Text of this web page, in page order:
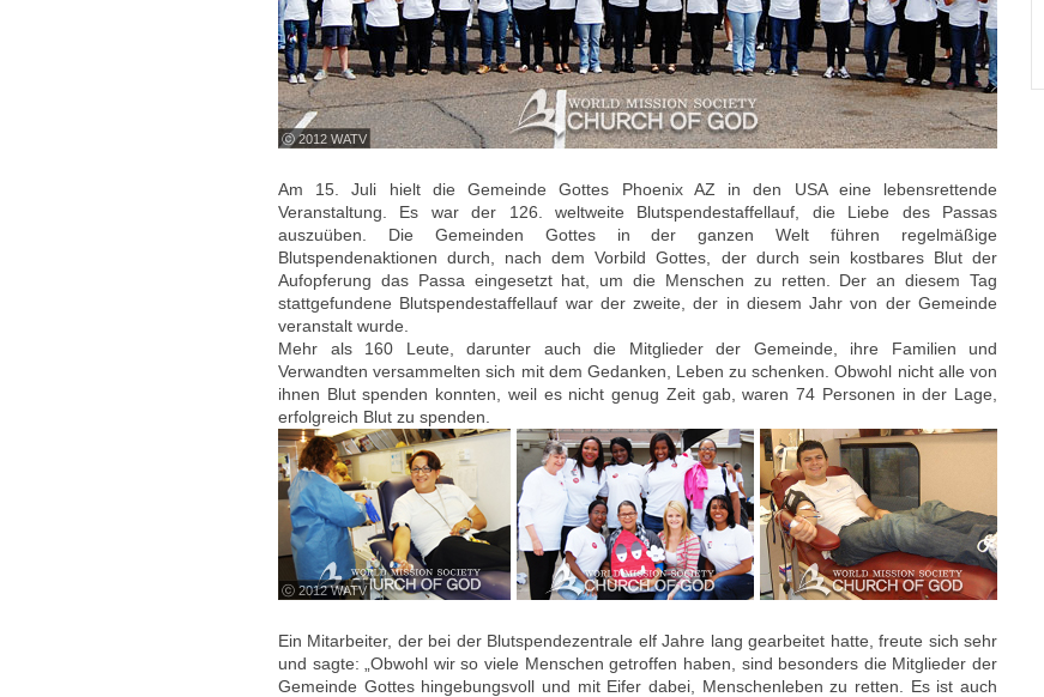
ⓒ 2012 WATV
Am 15. Juli hielt die Gemeinde Gottes Phoenix AZ in den USA eine lebensrettende
Veranstaltung. Es war der 126. weltweite Blutspendestaffellauf, die Liebe des Passas
auszuüben. Die Gemeinden Gottes in der ganzen Welt führen regelmäßige
Blutspendenaktionen durch, nach dem Vorbild Gottes, der durch sein kostbares Blut der
Aufopferung das Passa eingesetzt hat, um die Menschen zu retten. Der an diesem Tag
stattgefundene Blutspendestaffellauf war der zweite, der in diesem Jahr von der Gemeinde
veranstalt wurde.
Mehr als 160 Leute, darunter auch die Mitglieder der Gemeinde, ihre Familien und
Verwandten versammelten sich mit dem Gedanken, Leben zu schenken. Obwohl nicht alle von
ihnen Blut spenden konnten, weil es nicht genug Zeit gab, waren 74 Personen in der Lage,
erfolgreich Blut zu spenden.
ⓒ 2012 WATV
Ein Mitarbeiter, der bei der Blutspendezentrale elf Jahre lang gearbeitet hatte, freute sich sehr
und sagte: „Obwohl wir so viele Menschen getroffen haben, sind besonders die Mitglieder der
Gemeinde Gottes hingebungsvoll und mit Eifer dabei, Menschenleben zu retten. Es ist auch